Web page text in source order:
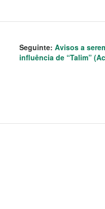
Seguinte: Avisos a
influência de “Talim”